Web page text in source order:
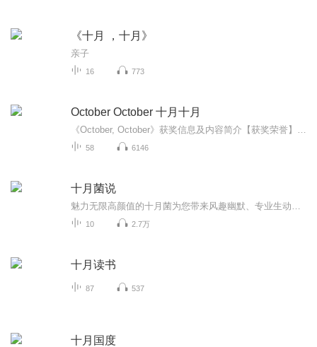
《十月 ，十月》
亲子
16 773
October October 十月十月
58 6146
十月菌说
10 2.7万
十月读书
87 537
十月国度